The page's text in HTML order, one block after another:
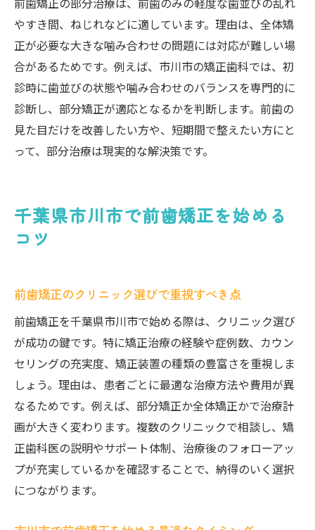
やすき間、ねじれなどに適しています。理由は、全体矯
正が必要な大きな噛み合わせの問題には対応が難しい場
合があるためです。例えば、市川市の矯正歯科では、初
診時に歯並びの状態や噛み合わせのバランスを専門的に
診断し、部分矯正が適応となるかを判断します。前歯の
見た目だけを改善したい方や、短期間で整えたい方にと
って、部分治療は現実的な解決策です。
千葉県市川市で前歯矯正を始める
コツ
前歯矯正のクリニック選びで重視すべき点
前歯矯正を千葉県市川市で始める際は、クリニック選び
が成功の鍵です。特に矯正治療の経験や症例数、カウン
セリングの充実度、矯正装置の種類の豊富さを重視しま
しょう。理由は、患者ごとに最適な治療方法や費用が異
なるためです。例えば、部分矯正か全体矯正かで治療計
画が大きく変わります。複数のクリニックで相談し、矯
正歯科医の説明やサポート体制、治療後のフォローアッ
プが充実しているかを確認することで、納得のいく選択
につながります。